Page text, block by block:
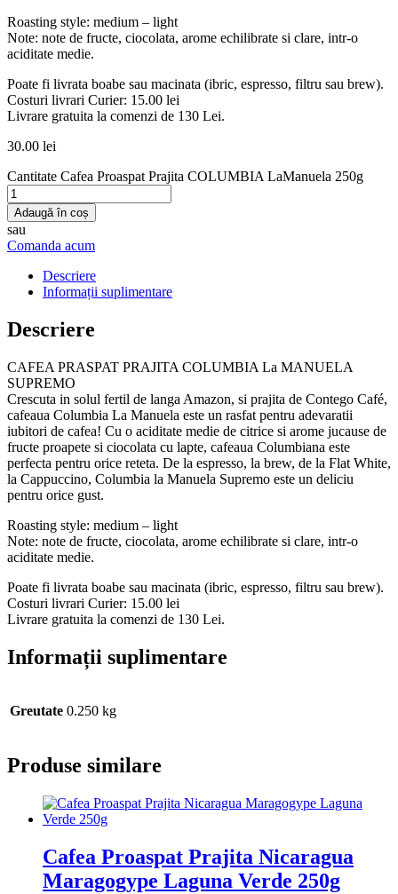
Roasting style: medium – light
Note: note de fructe, ciocolata, arome echilibrate si clare, intr-o
aciditate medie.
Poate fi livrata boabe sau macinata (ibric, espresso, filtru sau brew).
Costuri livrari Curier: 15.00 lei
Livrare gratuita la comenzi de 130 Lei.
30.00 lei
Cantitate Cafea Proaspat Prajita COLUMBIA LaManuela 250g
Adaugă în coș
sau
Comanda acum
Descriere
Informații suplimentare
Descriere
CAFEA PRASPAT PRAJITA COLUMBIA La MANUELA
SUPREMO
Crescuta in solul fertil de langa Amazon, si prajita de Contego Café,
cafeaua Columbia La Manuela este un rasfat pentru adevaratii
iubitori de cafea! Cu o aciditate medie de citrice si arome jucause de
fructe proapete si ciocolata cu lapte, cafeaua Columbiana este
perfecta pentru orice reteta. De la espresso, la brew, de la Flat White,
la Cappuccino, Columbia la Manuela Supremo este un deliciu
pentru orice gust.
Roasting style: medium – light
Note: note de fructe, ciocolata, arome echilibrate si clare, intr-o
aciditate medie.
Poate fi livrata boabe sau macinata (ibric, espresso, filtru sau brew).
Costuri livrari Curier: 15.00 lei
Livrare gratuita la comenzi de 130 Lei.
Informații suplimentare
Greutate 0.250 kg
Produse similare
Cafea Proaspat Prajita Nicaragua
Maragogype Laguna Verde 250g